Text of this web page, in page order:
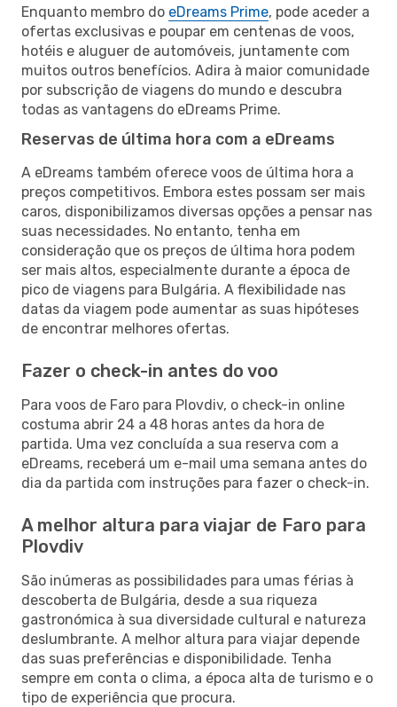
Enquanto membro do eDreams Prime, pode aceder a
ofertas exclusivas e poupar em centenas de voos,
hotéis e aluguer de automóveis, juntamente com
muitos outros benefícios. Adira à maior comunidade
por subscrição de viagens do mundo e descubra
todas as vantagens do eDreams Prime.
Reservas de última hora com a eDreams
A eDreams também oferece voos de última hora a
preços competitivos. Embora estes possam ser mais
caros, disponibilizamos diversas opções a pensar nas
suas necessidades. No entanto, tenha em
consideração que os preços de última hora podem
ser mais altos, especialmente durante a época de
pico de viagens para Bulgária. A flexibilidade nas
datas da viagem pode aumentar as suas hipóteses
de encontrar melhores ofertas.
Fazer o check-in antes do voo
Para voos de Faro para Plovdiv, o check-in online
costuma abrir 24 a 48 horas antes da hora de
partida. Uma vez concluída a sua reserva com a
eDreams, receberá um e-mail uma semana antes do
dia da partida com instruções para fazer o check-in.
A melhor altura para viajar de Faro para
Plovdiv
São inúmeras as possibilidades para umas férias à
descoberta de Bulgária, desde a sua riqueza
gastronómica à sua diversidade cultural e natureza
deslumbrante. A melhor altura para viajar depende
das suas preferências e disponibilidade. Tenha
sempre em conta o clima, a época alta de turismo e o
tipo de experiência que procura.